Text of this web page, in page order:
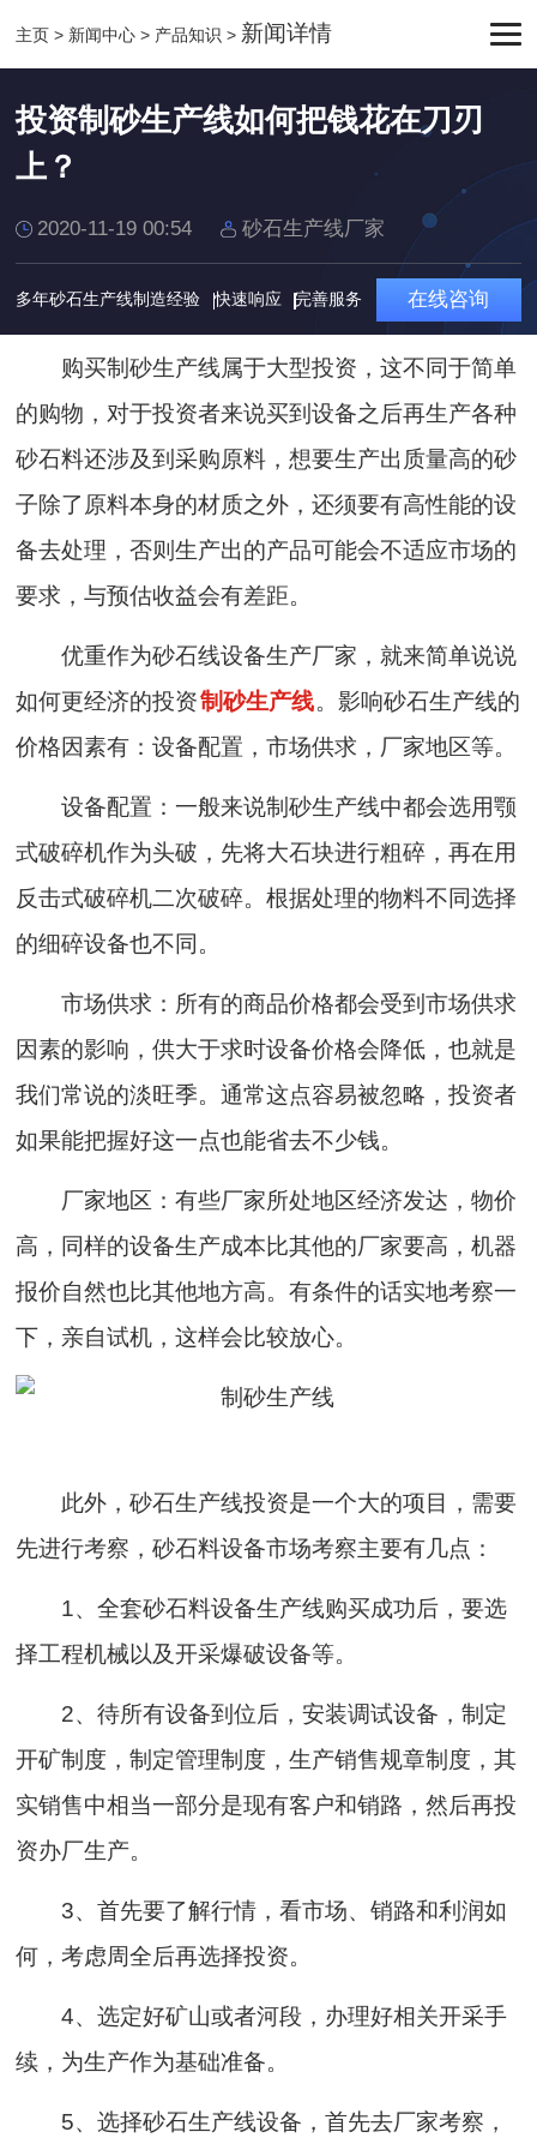
主页 > 新闻中心 > 产品知识 > 新闻详情
投资制砂生产线如何把钱花在刀刃
上？
2020-11-19 00:54 砂石生产线厂家
多年砂石生产线制造经验 快速响应 完善服务 在线咨询
购买制砂生产线属于大型投资，这不同于简单
的购物，对于投资者来说买到设备之后再生产各种
砂石料还涉及到采购原料，想要生产出质量高的砂
子除了原料本身的材质之外，还须要有高性能的设
备去处理，否则生产出的产品可能会不适应市场的
要求，与预估收益会有差距。
优重作为砂石线设备生产厂家，就来简单说说
如何更经济的投资制砂生产线。影响砂石生产线的
价格因素有：设备配置，市场供求，厂家地区等。
设备配置：一般来说制砂生产线中都会选用颚
式破碎机作为头破，先将大石块进行粗碎，再在用
反击式破碎机二次破碎。根据处理的物料不同选择
的细碎设备也不同。
市场供求：所有的商品价格都会受到市场供求
因素的影响，供大于求时设备价格会降低，也就是
我们常说的淡旺季。通常这点容易被忽略，投资者
如果能把握好这一点也能省去不少钱。
厂家地区：有些厂家所处地区经济发达，物价
高，同样的设备生产成本比其他的厂家要高，机器
报价自然也比其他地方高。有条件的话实地考察一
下，亲自试机，这样会比较放心。
此外，砂石生产线投资是一个大的项目，需要
先进行考察，砂石料设备市场考察主要有几点：
1、全套砂石料设备生产线购买成功后，要选
择工程机械以及开采爆破设备等。
2、待所有设备到位后，安装调试设备，制定
开矿制度，制定管理制度，生产销售规章制度，其
实销售中相当一部分是现有客户和销路，然后再投
资办厂生产。
3、首先要了解行情，看市场、销路和利润如
何，考虑周全后再选择投资。
4、选定好矿山或者河段，办理好相关开采手
续，为生产作为基础准备。
5、选择砂石生产线设备，首先去厂家考察，